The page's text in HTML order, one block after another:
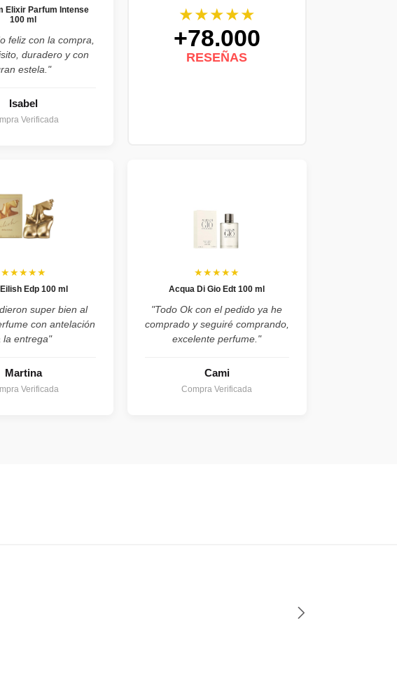
★★★★★
+78.000
RESEÑAS
Elixir Parfum Intense
100 ml
feliz con la compra,
duradero y con
estela."
Isabel
Verificada
★★★★★
Edp 100 ml
super bien al
con antelación
la entrega"
Martina
Verificada
★★★★★
Acqua Di Gio Edt 100 ml
"Todo Ok con el pedido ya he
comprado y seguiré comprando,
excelente perfume."
Cami
Compra Verificada